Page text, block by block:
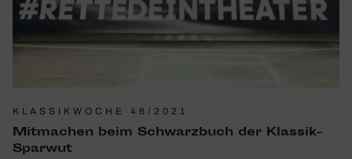
KLASSIKWOCHE 46/2021
Mitma­chen beim Schwarz­buch der Klassik-
Sparwut